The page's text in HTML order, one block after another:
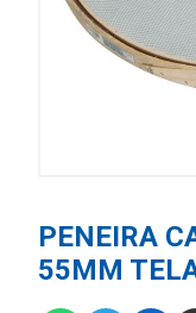
PENEIRA
55MM